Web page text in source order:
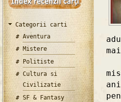
Categorii carti
Aventura
Mistere
Politiste
Cultura si
Civilizatie
SF & Fantasy